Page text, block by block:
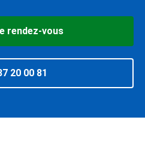
rendez-vous
20 00 81